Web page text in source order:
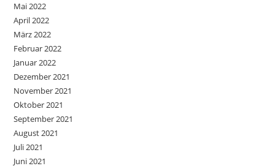
Mai 2022
April 2022
März 2022
Februar 2022
Januar 2022
Dezember 2021
November 2021
Oktober 2021
September 2021
August 2021
Juli 2021
Juni 2021